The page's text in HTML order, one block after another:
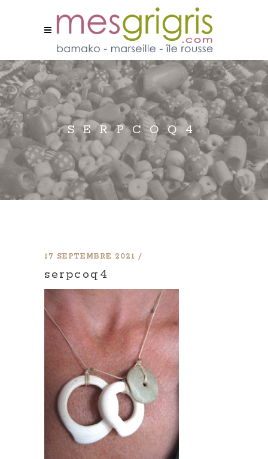
SERPCOQ4
17 SEPTEMBRE 2021
serpcoq4